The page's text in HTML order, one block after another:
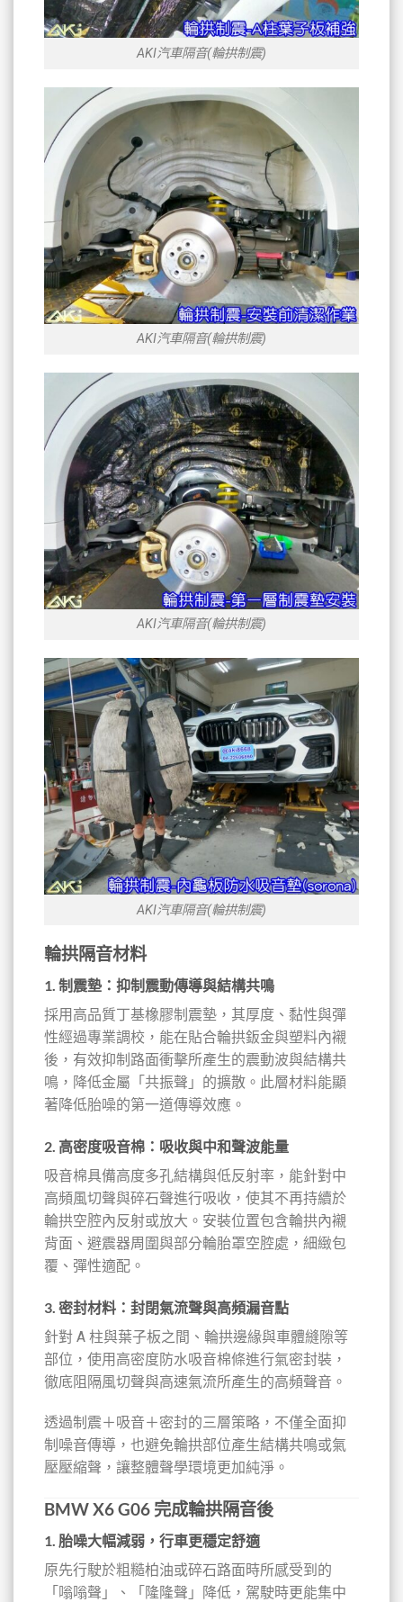
AKI汽車隔音(輪拱制震)
AKI汽車隔音(輪拱制震)
AKI汽車隔音(輪拱制震)
AKI汽車隔音(輪拱制震)
輪拱隔音材料
1. 制震墊：抑制震動傳導與結構共鳴
採用高品質丁基橡膠制震墊，其厚度、黏性與彈
性經過專業調校，能在貼合輪拱鈑金與塑料內襯
後，有效抑制路面衝擊所產生的震動波與結構共
鳴，降低金屬「共振聲」的擴散。此層材料能顯
著降低胎噪的第一道傳導效應。
2. 高密度吸音棉：吸收與中和聲波能量
吸音棉具備高度多孔結構與低反射率，能針對中
高頻風切聲與碎石聲進行吸收，使其不再持續於
輪拱空腔內反射或放大。安裝位置包含輪拱內襯
背面、避震器周圍與部分輪胎罩空腔處，細緻包
覆、彈性適配。
3. 密封材料：封閉氣流聲與高頻漏音點
針對 A 柱與葉子板之間、輪拱邊緣與車體縫隙等
部位，使用高密度防水吸音棉條進行氣密封裝，
徹底阻隔風切聲與高速氣流所產生的高頻聲音。
透過制震＋吸音＋密封的三層策略，不僅全面抑
制噪音傳導，也避免輪拱部位產生結構共鳴或氣
壓壓縮聲，讓整體聲學環境更加純淨。
BMW X6 G06 完成輪拱隔音後
1. 胎噪大幅減弱，行車更穩定舒適
原先行駛於粗糙柏油或碎石路面時所感受到的
「嗡嗡聲」、「隆隆聲」降低，駕駛時更能集中